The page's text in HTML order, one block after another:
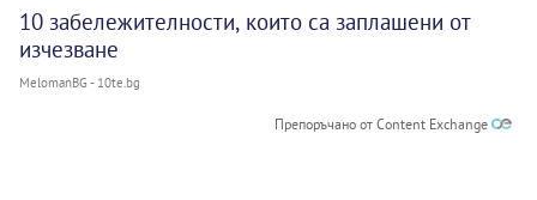
10 забележителности, които са заплашени от
изчезване
MelomanBG - 10te.bg
Препоръчано от Content Exchange